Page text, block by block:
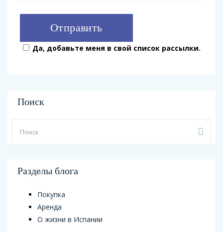
Да, добавьте меня в свой список рассылки.
Поиск
Разделы блога
Покупка
Аренда
О жизни в Испании